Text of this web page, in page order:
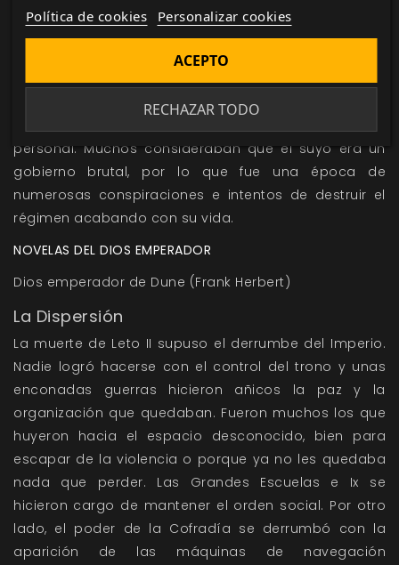
principalmente debido al miedo que el nuevo Dios
desafiarle. Las Grandes Casas permanecieron
intactas, pero sometidas a su voluntad. El Dios
Emperador creó la orden de las Habladoras Pez, un
personal. Muchos consideraban que el suyo era un
gobierno brutal, por lo que fue una época de
numerosas conspiraciones e intentos de destruir el
régimen acabando con su vida.
NOVELAS DEL DIOS EMPERADOR
Dios emperador de Dune (Frank Herbert)
La Dispersión
La muerte de Leto II supuso el derrumbe del Imperio.
Nadie logró hacerse con el control del trono y unas
enconadas guerras hicieron añicos la paz y la
organización que quedaban. Fueron muchos los que
huyeron hacia el espacio desconocido, bien para
escapar de la violencia o porque ya no les quedaba
nada que perder. Las Grandes Escuelas e Ix se
hicieron cargo de mantener el orden social. Por otro
lado, el poder de la Cofradía se derrumbó con la
aparición de las máquinas de navegación
Política de cookies Personalizar cookies
RECHAZAR TODO
ACEPTO